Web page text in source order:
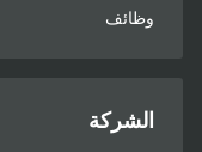
وظائف
الشركة